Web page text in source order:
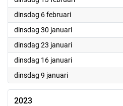
dinsdag 6 februari2024
dinsdag 30 januari2024
dinsdag 23 januari2024
dinsdag 16 januari2024
dinsdag 9 januari2024
2023